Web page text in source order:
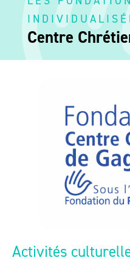
Centre
Activités